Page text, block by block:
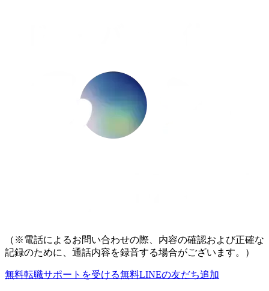
（※電話によるお問い合わせの際、内容の確認および正確な
記録のために、通話内容を録音する場合がございます。）
無料転職サポートを受ける無料LINEの友だち追加